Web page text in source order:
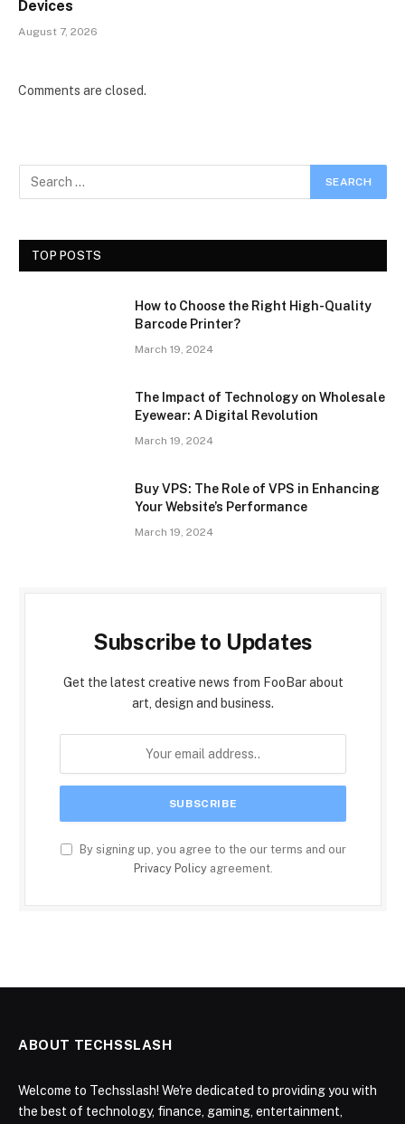
Devices
August 7, 2026
Comments are closed.
TOP POSTS
How to Choose the Right High-Quality
Barcode Printer?
March 19, 2024
The Impact of Technology on Wholesale
Eyewear: A Digital Revolution
March 19, 2024
Buy VPS: The Role of VPS in Enhancing
Your Website’s Performance
March 19, 2024
Subscribe to Updates
Get the latest creative news from FooBar about
art, design and business.
By signing up, you agree to the our terms and our
Privacy Policyagreement.
ABOUT TECHSSLASH
Welcome to Techsslash! We're dedicated to providing you with
the best of technology, finance, gaming, entertainment,